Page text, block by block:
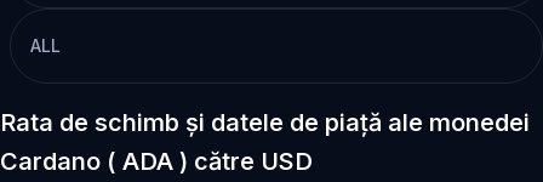
ALL
Rata de schimb și datele de piață ale monedei
Cardano ( ADA ) către USD